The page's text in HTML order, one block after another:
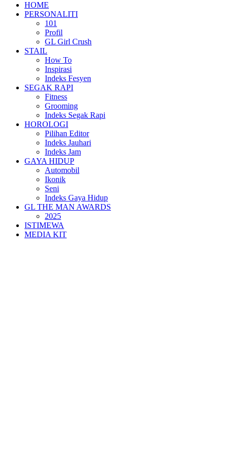
HOME
PERSONALITI
101
Profil
GL Girl Crush
STAIL
How To
Inspirasi
Indeks Fesyen
SEGAK RAPI
Fitness
Grooming
Indeks Segak Rapi
HOROLOGI
Pilihan Editor
Indeks Jauhari
Indeks Jam
GAYA HIDUP
Automobil
Ikonik
Seni
Indeks Gaya Hidup
GL THE MAN AWARDS
2025
ISTIMEWA
MEDIA KIT